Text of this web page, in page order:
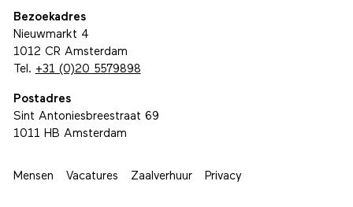
Bezoekadres
Nieuwmarkt 4
1012 CR Amsterdam
Tel. +31 (0)20 5579898
Postadres
Sint Antoniesbreestraat 69
1011 HB Amsterdam
Mensen Vacatures Zaalverhuur Privacy